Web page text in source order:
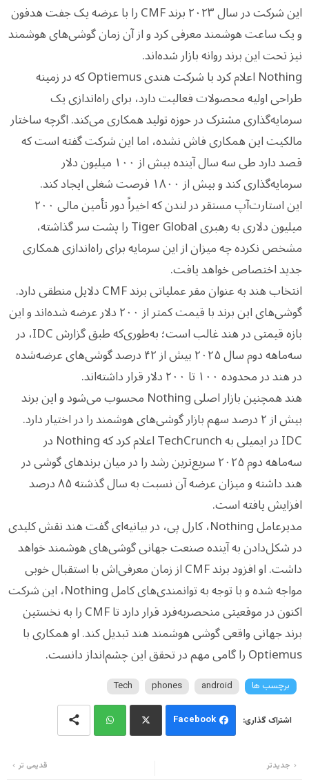
این شرکت در سال ۲۰۲۳ برند CMF را با عرضه یک جفت هدفون
و یک ساعت هوشمند معرفی کرد و از آن زمان گوشی‌های هوشمند
نیز تحت این برند روانه بازار شده‌اند.
Nothing اعلام کرد با شرکت هندی Optiemus که در زمینه
طراحی اولیه محصولات فعالیت دارد، برای راه‌اندازی یک
سرمایه‌گذاری مشترک در حوزه تولید همکاری می‌کند. اگرچه ساختار
مالکیت این همکاری فاش نشده، اما این شرکت گفته است که
قصد دارد طی سه سال آینده بیش از ۱۰۰ میلیون دلار
سرمایه‌گذاری کند و بیش از ۱۸۰۰ فرصت شغلی ایجاد کند.
این استارت‌آپ مستقر در لندن که اخیراً دور تأمین مالی ۲۰۰
میلیون دلاری به رهبری Tiger Global را پشت سر گذاشته،
مشخص نکرده چه میزان از این سرمایه برای راه‌اندازی همکاری
جدید اختصاص خواهد یافت.
انتخاب هند به عنوان مقر عملیاتی برند CMF دلایل منطقی دارد.
گوشی‌های این برند با قیمت کمتر از ۲۰۰ دلار عرضه شده‌اند و این
بازه قیمتی در هند غالب است؛ به‌طوری‌که طبق گزارش IDC، در
سه‌ماهه دوم سال ۲۰۲۵ بیش از ۴۲ درصد گوشی‌های عرضه‌شده
در هند در محدوده ۱۰۰ تا ۲۰۰ دلار قرار داشته‌اند.
هند همچنین بازار اصلی Nothing محسوب می‌شود و این برند
بیش از ۲ درصد سهم بازار گوشی‌های هوشمند را در اختیار دارد.
IDC در ایمیلی به TechCrunch اعلام کرد که Nothing در
سه‌ماهه دوم ۲۰۲۵ سریع‌ترین رشد را در میان برندهای گوشی در
هند داشته و میزان عرضه آن نسبت به سال گذشته ۸۵ درصد
افزایش یافته است.
مدیرعامل Nothing، کارل پی، در بیانیه‌ای گفت هند نقش کلیدی
در شکل‌دادن به آینده صنعت جهانی گوشی‌های هوشمند خواهد
داشت. او افزود برند CMF از زمان معرفی‌اش با استقبال خوبی
مواجه شده و با توجه به توانمندی‌های کامل Nothing، این شرکت
اکنون در موقعیتی منحصربه‌فرد قرار دارد تا CMF را به نخستین
برند جهانی واقعی گوشی هوشمند هند تبدیل کند. او همکاری با
Optiemus را گامی مهم در تحقق این چشم‌انداز دانست.
برچسب ها android
phones
Tech
Facebook
جدیدتر قدیمی تر